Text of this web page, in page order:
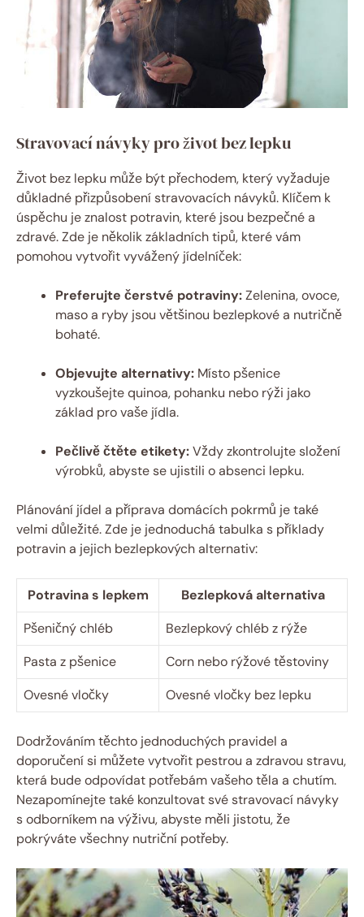
Stravovací návyky pro život bez lepku
Život bez lepku může být přechodem, který vyžaduje
důkladné přizpůsobení stravovacích návyků. Klíčem k
úspěchu je znalost potravin, které jsou bezpečné a
zdravé. Zde je několik základních tipů, které vám
pomohou vytvořit vyvážený jídelníček:
Preferujte čerstvé potraviny:Zelenina, ovoce,
maso a ryby jsou většinou bezlepkové a nutričně
bohaté.
Objevujte alternativy: Místo pšenice
vyzkoušejte quinoa, pohanku nebo rýži jako
základ pro vaše jídla.
Pečlivě čtěte etikety:Vždy zkontrolujte složení
výrobků, abyste se ujistili o absenci lepku.
Plánování jídel a příprava domácích pokrmů je také
velmi důležité. Zde je jednoduchá tabulka s příklady
potravin a jejich bezlepkových alternativ:
Potravina s lepkem
Bezlepková alternativa
Pšeničný chléb
Bezlepkový chléb z rýže
Pasta z pšenice
Corn nebo rýžové těstoviny
Ovesné vločky
Ovesné vločky bez lepku
Dodržováním těchto jednoduchých pravidel a
doporučení si můžete vytvořit pestrou a zdravou stravu,
která bude odpovídat potřebám vašeho těla a chutím.
Nezapomínejte také konzultovat své stravovací návyky
s odborníkem na výživu, abyste měli jistotu, že
pokrýváte všechny nutriční potřeby.